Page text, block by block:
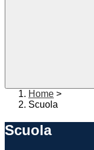
Home >
Scuola
Scuola